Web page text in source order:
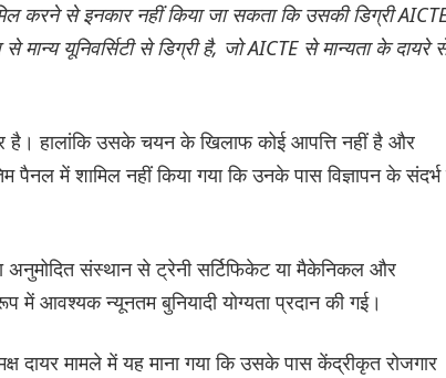
से इनकार नहीं किया जा सकता कि उसकी डिग्री
यूनिवर्सिटी से डिग्री है, जो AICTE से मान्यता के दायरे
है। हालांकि उसके चयन के खिलाफ कोई आपत्ति नहीं है और
में शामिल नहीं किया गया कि उनके पास विज्ञापन के संदर्भ
अनुमोदित संस्थान से ट्रेनी सर्टिफिकेट या मैकेनिकल और
में आवश्यक न्यूनतम बुनियादी योग्यता प्रदान की गई।
दायर मामले में यह माना गया कि उसके पास केंद्रीकृत रोजगार